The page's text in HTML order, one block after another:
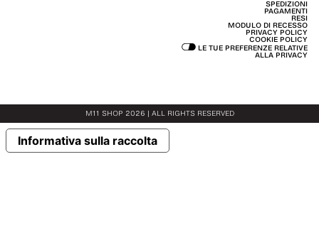
SPEDIZIONI
PAGAMENTI
RESI
MODULO DI RECESSO
PRIVACY POLICY
COOKIE POLICY
LE TUE PREFERENZE RELATIVE
ALLA PRIVACY
M11 SHOP 2026 | ALL RIGHTS RESERVED
Informativa sulla raccolta